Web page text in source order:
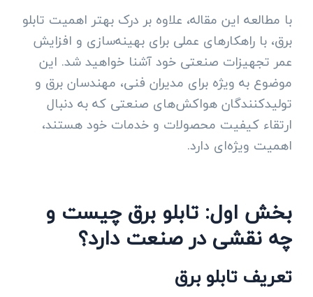
با مطالعه این مقاله، علاوه بر درک بهتر اهمیت تابلو
برق، با راهکارهای عملی برای بهینه‌سازی و افزایش
عمر تجهیزات صنعتی خود آشنا خواهید شد. این
موضوع به ویژه برای مدیران فنی، مهندسان برق و
تولیدکنندگان هواکش‌های صنعتی که به دنبال
ارتقاء کیفیت محصولات و خدمات خود هستند،
اهمیت ویژه‌ای دارد.
بخش اول: تابلو برق چیست و
چه نقشی در صنعت دارد؟
تعریف تابلو برق